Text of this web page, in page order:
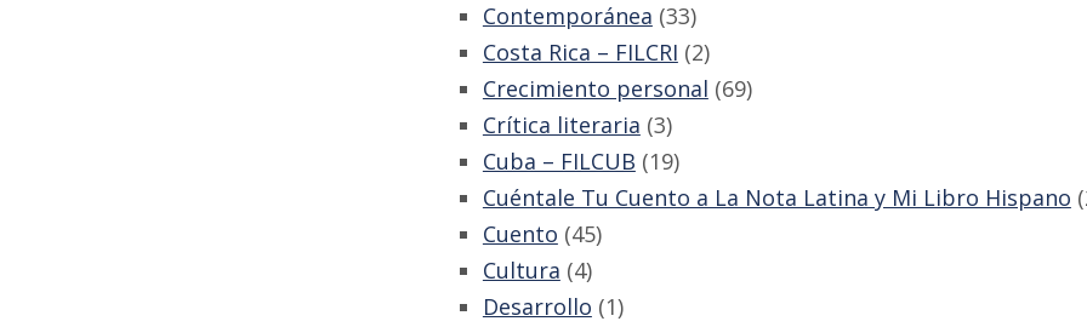
Contemporánea (33)
Costa Rica – FILCRI (2)
Crecimiento personal (69)
Crítica literaria (3)
Cuba – FILCUB (19)
Cuéntale Tu Cuento a La Nota Latina y Mi Libro Hispano
Cuento (45)
Cultura (4)
Desarrollo (1)